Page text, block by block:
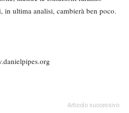
in ultima analisi, cambierà ben poco.
Articolo successivo